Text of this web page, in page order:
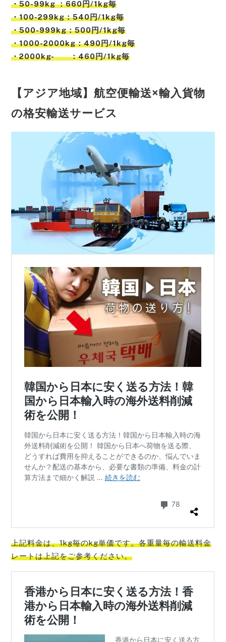
・50-99kg ：660円/1kg毎
・100-299kg：540円/1kg毎
・500-999kg：500円/1kg毎
・1000-2000kg：490円/1kg毎
・2000kg- ：460円/1kg毎
【アジア地域】航空便輸送×輸入貨物
の格安輸送サービス
上記料金は、1kg毎のkg単価です。各重量毎の輸送料金
レートは上記をご参考ください。